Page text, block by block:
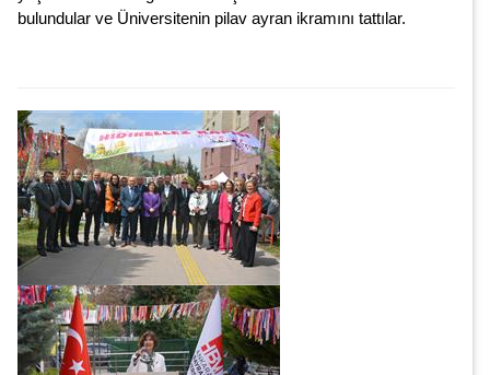
bulundular ve Üniversitenin pilav ayran ikramını tattılar.